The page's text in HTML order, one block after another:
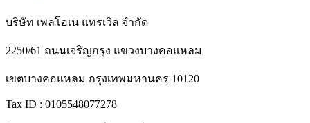
บริษัท เพลโอเน แทรเวิล จำกัด
2250/61 ถนนเจริญกรุง แขวงบางคอแหลม
เขตบางคอแหลม กรุงเทพมหานคร 10120
Tax ID : 0105548077278